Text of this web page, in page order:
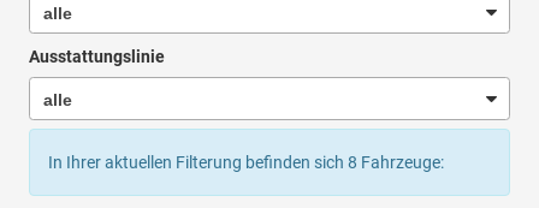
Ausstattungslinie
In Ihrer aktuellen Filterung befinden sich 8 Fahrzeuge: